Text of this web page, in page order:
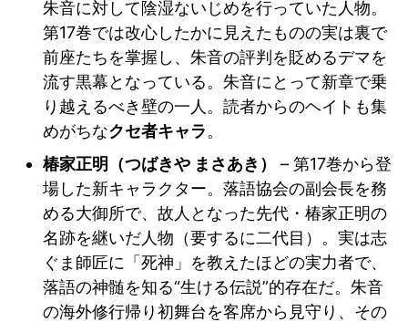
朱音に対して陰湿ないじめを行っていた人物。
第17巻では改心したかに見えたものの実は裏で
前座たちを掌握し、朱音の評判を貶めるデマを
流す黒幕となっている。朱音にとって新章で乗
り越えるべき壁の一人。読者からのヘイトも集
めがちなクセ者キャラ。
椿家正明（つばきや まさあき）
– 第17巻から登
場した新キャラクター。落語協会の副会長を務
める大御所で、故人となった先代・椿家正明の
名跡を継いだ人物（要するに二代目）。実は志
ぐま師匠に「死神」を教えたほどの実力者で、
落語の神髄を知る“生ける伝説”的存在だ。朱音
の海外修行帰り初舞台を客席から見守り、その